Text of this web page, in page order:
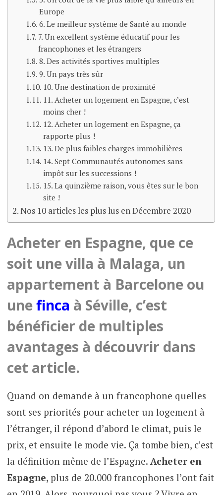
Europe
6. Le meilleur système de Santé au monde
7. Un excellent système éducatif pour les
francophones et les étrangers
8. Des activités sportives multiples
9. Un pays très sûr
10. Une destination de proximité
11. Acheter un logement en Espagne, c’est
moins cher !
12. Acheter un logement en Espagne, ça
rapporte plus !
13. De plus faibles charges immobilières
14. Sept Communautés autonomes sans
impôt sur les successions !
15. La quinzième raison, vous êtes sur le bon
site !
Nos 10 articles les plus lus en Décembre 2020
Acheter en Espagne, que ce
soit une villa à Malaga, un
appartement à Barcelone ou
unefinca à Séville, c’est
bénéficier de multiples
avantages à découvrir dans
cet article.
Quand on demande à un francophone quelles
sont ses priorités pour acheter un logement à
l’étranger, il répond d’abord le climat, puis le
prix, et ensuite le mode vie. Ça tombe bien, c’est
la définition même de l’Espagne. Acheter en
Espagne, plus de 20.000 francophones l’ont fait